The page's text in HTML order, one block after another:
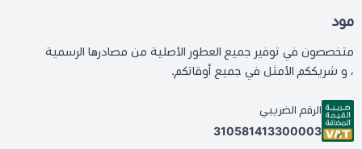
مود
متخصصون في توفير جميع العطور الأصلية من مصادرها الرسمية
، و شريككم الأمثل في جميع أوقاتكم.
الرقم الضريبي
310581413300003